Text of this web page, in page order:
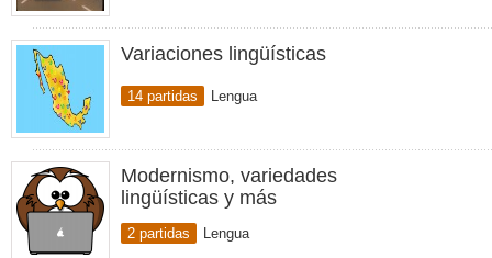
Variaciones lingüísticas
14 partidas Lengua
Modernismo, variedades
lingüísticas y más
2 partidas Lengua